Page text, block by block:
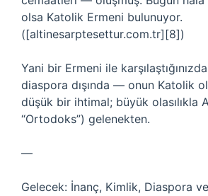
olsa Katolik Ermeni bulunuyor.
([altinesarptesettur.com.tr][8])
Yani bir Ermeni ile
diaspora dışında — onun Katolik
düşük bir ihtimal; büyük olasılıkla
“Ortodoks”) gelenekten.
—
Gelecek: İnanç, Kimlik, Diaspora